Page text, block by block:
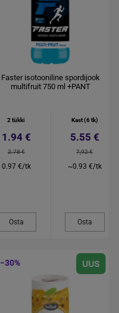
Faster isotooniline spordijook
multifruit 750 ml +PANT
2 tükki
1.94 €
2.78 €
0.97 €/tk
Osta
Kast (6 tk)
5.55 €
7,92 €
~0.93 €/tk
Osta
−30%